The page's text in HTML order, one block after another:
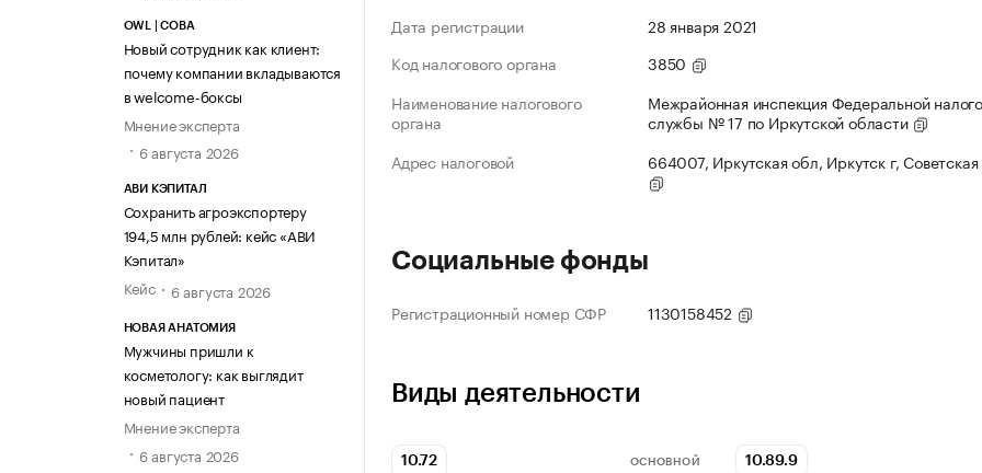
OWL | СОВА
Новый сотрудник как клиент:
почему компании вкладываются
в welcome-боксы
Мнение эксперта
6 августа 2026
АВИ КЭПИТАЛ
Сохранить агроэкспортеру
194,5 млн рублей: кейс «АВИ
Кэпитал»
Кейс
6 августа 2026
НОВАЯ АНАТОМИЯ
Мужчины пришли к
косметологу: как выглядит
новый пациент
Мнение эксперта
6 августа 2026
Дата регистрации
28 января 2021
Код налогового органа
3850
Наименование налогового
органа
Межрайонная инспекция Федеральной
службы № 17 по Иркутской области
Адрес налоговой
664007, Иркутская обл, Иркутск г,
Социальные фонды
Регистрационный номер СФР 1130158452
Виды деятельности
10.72 ОСНОВНОЙ 10.89.9